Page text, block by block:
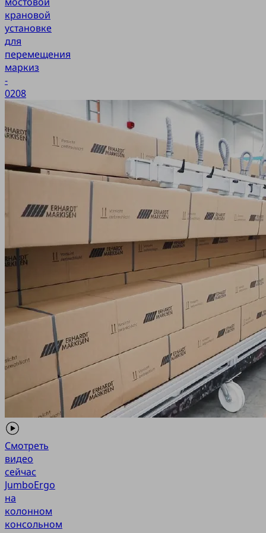
крановой
установке
для
перемещения
маркиз
-
0208
Смотреть
видео
сейчас
JumboErgo
на
колонном
консольном